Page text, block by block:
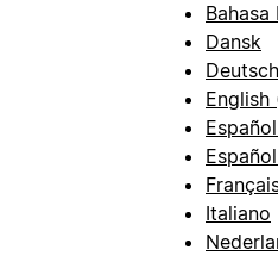
Bahasa
Dansk
Deutsch
English
Italiano